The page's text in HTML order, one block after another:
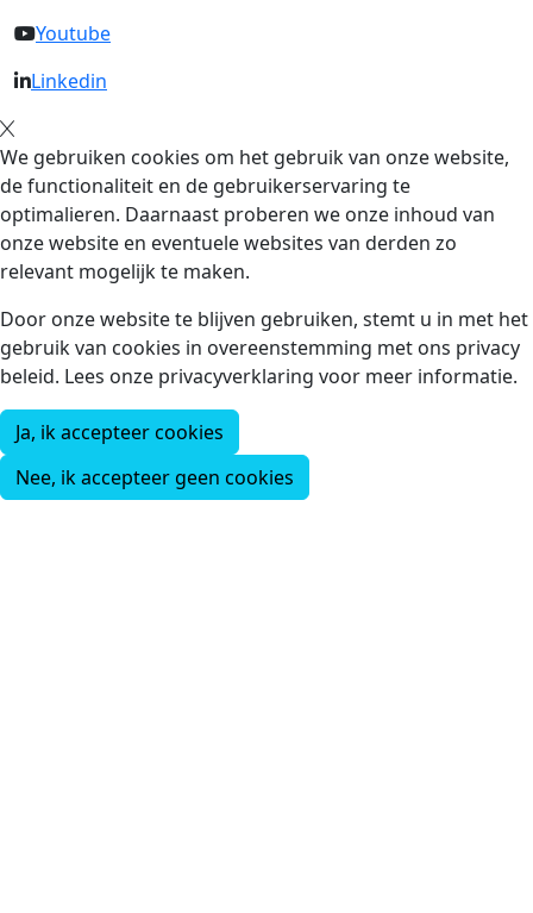
Youtube
Linkedin
We gebruiken cookies om het gebruik van onze website,
de functionaliteit en de gebruikerservaring te
optimalieren. Daarnaast proberen we onze inhoud van
onze website en eventuele websites van derden zo
relevant mogelijk te maken.
Door onze website te blijven gebruiken, stemt u in met het
gebruik van cookies in overeenstemming met ons privacy
beleid. Lees onze privacyverklaring voor meer informatie.
Ja, ik accepteer cookies
Nee, ik accepteer geen cookies